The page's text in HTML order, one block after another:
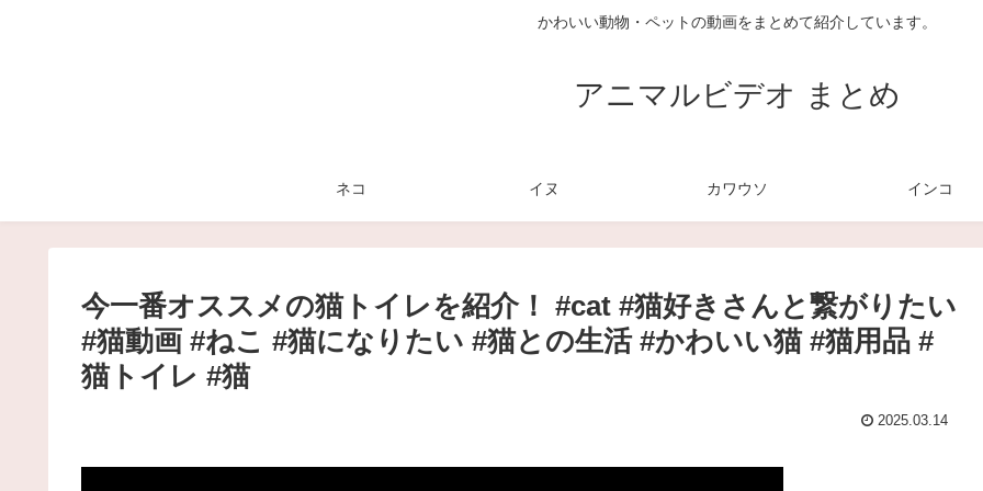
かわいい動物・ペットの動画をまとめて紹介しています。
アニマルビデオ まとめ
ネコ イヌ カワウソ インコ
今一番オススメの猫トイレを紹介！ #cat #猫好きさんと繋がりたい
#猫動画 #ねこ #猫になりたい #猫との生活 #かわいい猫 #猫用品 #
猫トイレ #猫
2025.03.14